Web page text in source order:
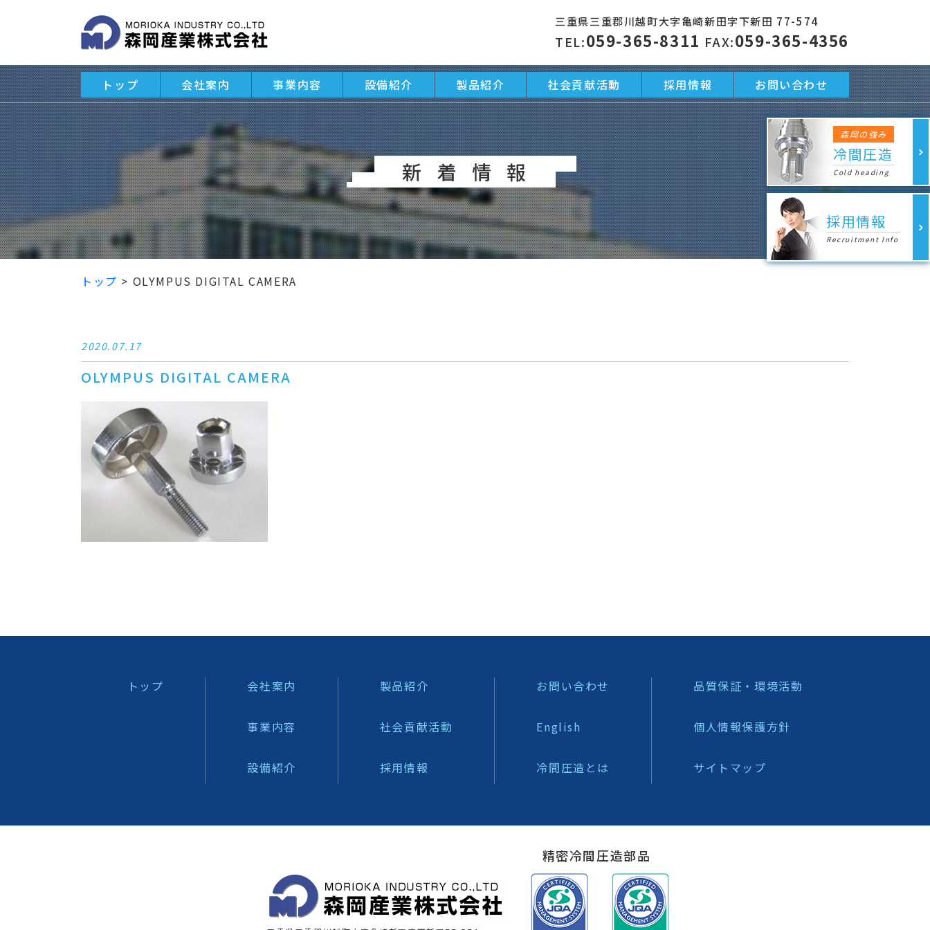
三重県三重郡川越町大字亀崎新田字下新田 77-574
TEL:059-365-8311 FAX:059-365-4356
新着情報
トップ 会社案内 事業内容 設備紹介 製品紹介 社会貢献活動 採用情報 お問い合わせ
トップ > OLYMPUS DIGITAL CAMERA
森岡の強み
冷間圧造
Cold heading
採用情報
Recruitment Info
2020.07.17
OLYMPUS DIGITAL CAMERA
トップ 会社案内
事業内容
設備紹介
製品紹介
社会貢献活動
採用情報
お問い合わせ
English
冷間圧造とは
品質保証・環境活動
個人情報保護方針
サイトマップ
精密冷間圧造部品